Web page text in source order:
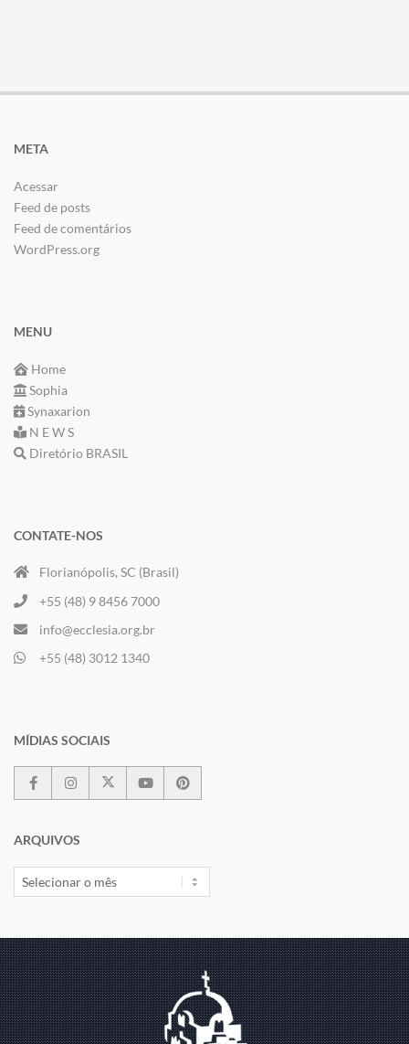
META
Acessar
Feed de posts
Feed de comentários
WordPress.org
MENU
Home
Sophia
Synaxarion
N E W S
Diretório BRASIL
CONTATE-NOS
Florianópolis, SC (Brasil)
+55 (48) 9 8456 7000
info@ecclesia.org.br
+55 (48) 3012 1340
MÍDIAS SOCIAIS
ARQUIVOS